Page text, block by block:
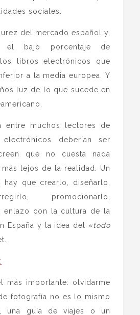
sociales.
del mercado español y,
bajo porcentaje de
libros electrónicos que
a la media europea. Y
luz de lo que sucede en
entre muchos lectores de
deberían ser
que no cuesta nada
más lejos de la realidad. Un
que crearlo, diseñarlo,
promocionarlo,
enlazo con la cultura de la
España y la idea del «todo
más importante: olvidarme
fotografía no es lo mismo
una guía de viajes o un